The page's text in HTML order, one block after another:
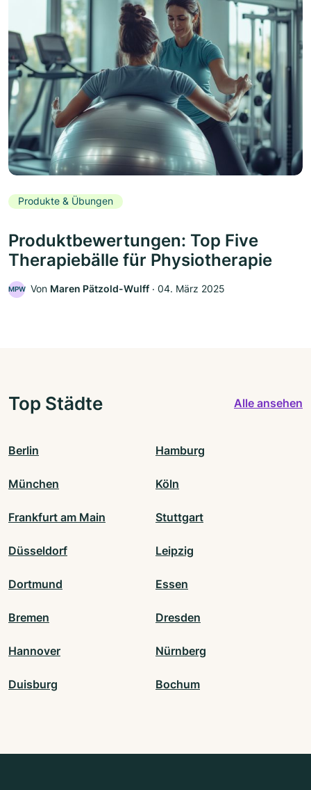
Produkte & Übungen
Produktbewertungen: Top Five
Therapiebälle für Physiotherapie
MPW Von Maren Pätzold-Wulff ‧ 04. März 2025
Top Städte Alle ansehen
Berlin Hamburg
München Köln
Frankfurt am Main Stuttgart
Düsseldorf Leipzig
Dortmund Essen
Bremen Dresden
Hannover Nürnberg
Duisburg Bochum